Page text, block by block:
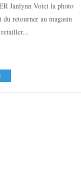
Janlynn Voici la photo
retourner au magasin